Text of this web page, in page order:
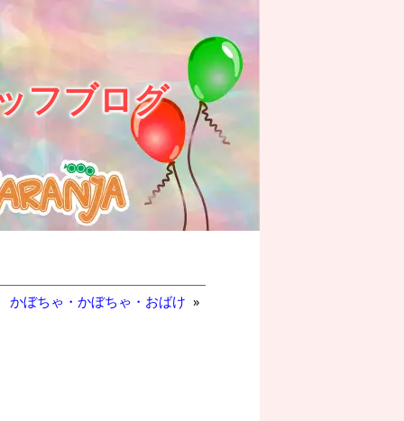
フブログ
かぼちゃ・かぼちゃ・おばけ »